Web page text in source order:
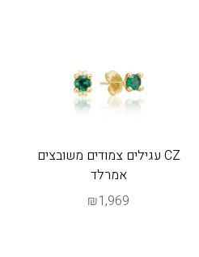
CZ עגילים צמודים משובצים
אמרלד
₪1,969